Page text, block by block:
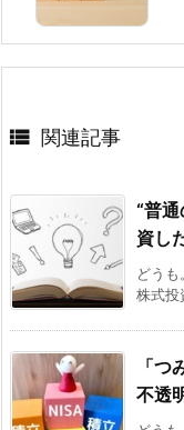
 関連記事
“普
資し
どうも
株式投
「
不透